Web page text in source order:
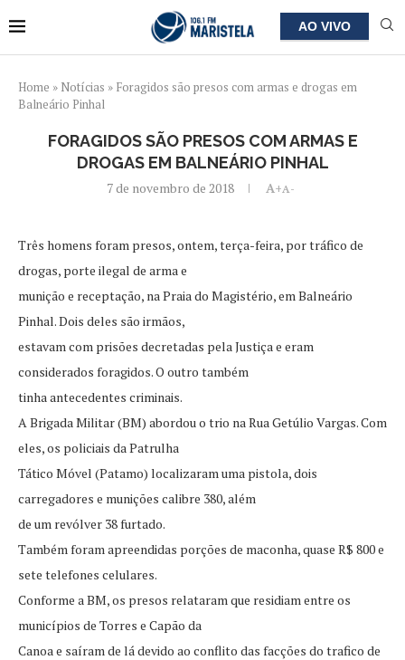
AO VIVO
Home » Notícias » Foragidos são presos com armas e drogas em
Balneário Pinhal
FORAGIDOS SÃO PRESOS COM ARMAS E
DROGAS EM BALNEÁRIO PINHAL
7 de novembro de 2018 A+A-
Três homens foram presos, ontem, terça-feira, por tráfico de
drogas, porte ilegal de arma e
munição e receptação, na Praia do Magistério, em Balneário
Pinhal. Dois deles são irmãos,
estavam com prisões decretadas pela Justiça e eram
considerados foragidos. O outro também
tinha antecedentes criminais.
A Brigada Militar (BM) abordou o trio na Rua Getúlio Vargas. Com
eles, os policiais da Patrulha
Tático Móvel (Patamo) localizaram uma pistola, dois
carregadores e munições calibre 380, além
de um revólver 38 furtado.
Também foram apreendidas porções de maconha, quase R$ 800 e
sete telefones celulares.
Conforme a BM, os presos relataram que residiam entre os
municípios de Torres e Capão da
Canoa e saíram de lá devido ao conflito das facções do trafico de